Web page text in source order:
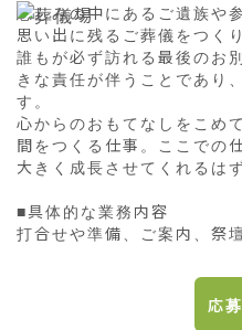
悲しみの中にあるご遺族や
思い出に残るご葬儀をつく
誰もが必ず訪れる最後のお
きな責任が伴うことであり
す。
心からのおもてなしをこめ
間をつくる仕事。ここでの
大きく成長させてくれるは
■具体的な業務内容
打合せや準備、ご案内、祭
応